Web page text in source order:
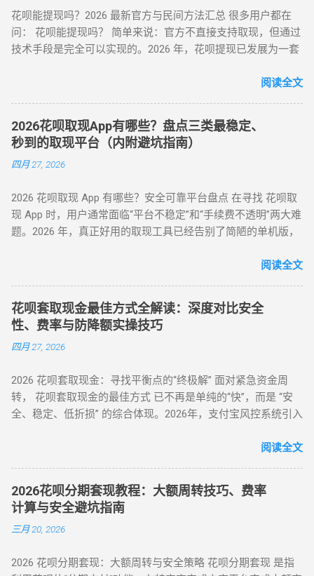
化 ：交替使用扫码支付、生活缴费、电商购...
易（主流方法） 选择支持分付的电商平台（如美团、苏宁易
购） 购买电子礼品卡/话费充值（建议≤2000元/笔） 联系回收
商变现，手续费8%-15% 线下商家合作：扫码套现（需深度信
花呗能提现吗？2026 最新官方与民间方法汇总 很多用户都在
问： 花呗能提现吗？ 简单来说：官方不直接支持取现，但通过
技术手段是完全可以实现的。2026 年，花呗提现已发展为一套
店铺回购或闲鱼平台交易，将花呗额度秒变余额。目前的合理
官方定位是“先消费、后还款”，但当面临紧急资金缺口时，提现
成为了很多人的首选。那么，具体怎么操作才最稳妥？ 一、 花
呗提现的三种常见操作方式 操作模式 到账时效 优点 缺点 扫码
直取模式 秒到 速度最快，适合急用 对账号权重有一定要求 电
卡券回购模式 2-4 小时 中间状态，较稳定 折损相对较高 二、
2026 花呗提现的必备条件 想要成功提现，您的账号需要满足以
下基本条件： 功能正常： 花呗未被冻结，且尚有可用额度。
阅读全文
2026花呗取现App有哪些？盘点三类最稳定、
秒到的取现平台（内附避坑指南）
四月 27, 2026
2026 花呗取现 App 有哪些？安全可靠平台盘点 在寻找 花呗取
现 App 时，用户通常面临“平台不稳定”和“手续费不透明”两大难
题。2026 年，真正好用的取现工具已经告别了简陋的单机版，
动回款系统、电商中转 App 以及专业卡券回收平台。平均费率
下载了不明来源的 App 后发现无法使用，甚至面临信息泄露风
险。本文将为您详细梳理 2026 年依然活跃且稳定的三类取现工
具模式。 一、 2026 主流花呗取现 App 模式分类 App 模式 核心
代表 到账速度 风控抗性 H5 智能解析 XX 支付、XX 回款系统 秒
天 ⭐⭐⭐⭐⭐ 话费/卡券回收 XX 充值、权益回收平台 1 - 3 小时
⭐⭐⭐ 二、 深度解析：哪些 App 值得信任？ 1. H5 自动回款平台
推荐 这类平台无需通过应用市场下载，通常以 H5 网页形式存
阅读全文
花呗套取现金最佳方式全解读：深度对比安全
性、费率与防降额实操技巧
四月 27, 2026
2026 花呗套取现金：寻找平衡点的“终极解” 面对紧急资金周
转， 花呗套取现金的最佳方式 已不再是单纯的“快”，而是 “安
全、稳定、低折损” 的综合体现。2026年，支付宝风控系统引入
足之地。经过行业深度评测，目前的最佳方式被定义为基于真
服务费率为 6.5% - 8.8% 。 行业首选 抗风控权重最高 24H 实时
响应 很多用户由于信息不对称，往往在“追求低费率”和“确保安
全性”之间左右为难。本文将从职业周转人的视角，为您全方位
拆解目前市面上所有主流方式的底层逻辑，帮您选出当下的“最
一目了然，我们选取了目前存活率最高的四种模式进行深度横
阅读全文
2026花呗分期套现教程：大额周转技巧、费率
计算与安全避坑指南
三月 20, 2026
2026 花呗分期套现：大额周转与安全策略 花呗分期套现 是指